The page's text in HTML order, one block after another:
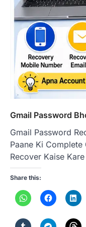
Gmail Password
Gmail Password
Paane Ki
Recover Kaise
Share this: